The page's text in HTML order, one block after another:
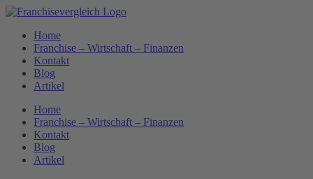
Zum
springenHome
Franchise – Wirtschaft – Finanzen
Kontakt
Blog
Artikel
Home
Franchise – Wirtschaft – Finanzen
Kontakt
Blog
Artikel